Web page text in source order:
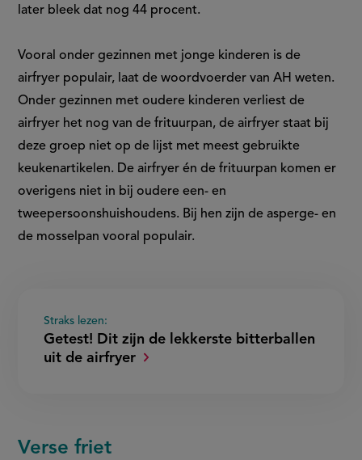
later bleek dat nog 44 procent.
Vooral onder gezinnen met jonge kinderen is de
airfryer populair, laat de woordvoerder van AH weten.
Onder gezinnen met oudere kinderen verliest de
airfryer het nog van de frituurpan, de airfryer staat bij
deze groep niet op de lijst met meest gebruikte
keukenartikelen. De airfryer én de frituurpan komen er
overigens niet in bij oudere een- en
tweepersoonshuishoudens. Bij hen zijn de asperge- en
de mosselpan vooral populair.
Straks lezen:
Getest! Dit zijn de lekkerste bitterballen
uit de airfryer
Verse friet